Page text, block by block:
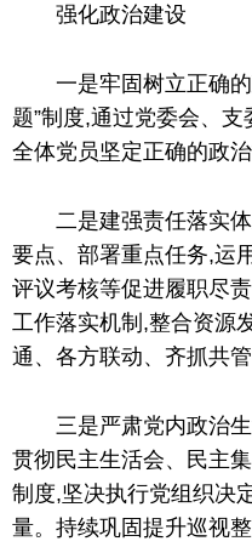
强化政治建设
一是牢固树立正确的
题”制度,通过党委会、
全体党员坚定正确的政治
二是建强责任落实
要点、部署重点任务,运
评议考核等促进履职尽
工作落实机制,整合资源
通、各方联动、齐抓共管
三是严肃党内政治
贯彻民主生活会、民主集
制度,坚决执行党组织决
量。持续巩固提升巡视